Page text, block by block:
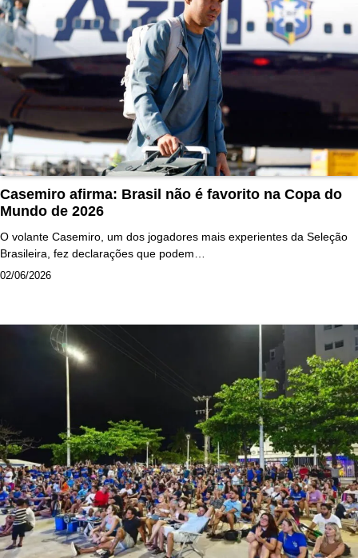
Casemiro afirma: Brasil não é favorito na Copa do
Mundo de 2026
O volante Casemiro, um dos jogadores mais experientes da Seleção
Brasileira, fez declarações que podem…
02/06/2026